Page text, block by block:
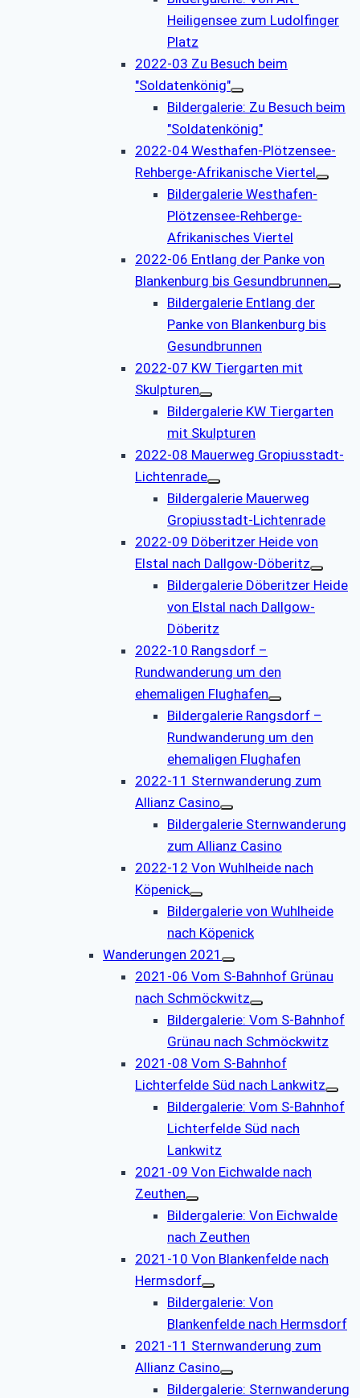
Heiligensee zum Ludolfinger
Platz
2022-03 Zu Besuch beim
"Soldatenkönig"
Bildergalerie: Zu Besuch beim
"Soldatenkönig"
2022-04 Westhafen-Plötzensee-
Rehberge-Afrikanische Viertel
Bildergalerie Westhafen-
Plötzensee-Rehberge-
Afrikanisches Viertel
2022-06 Entlang der Panke von
Blankenburg bis Gesundbrunnen
Bildergalerie Entlang der
Panke von Blankenburg bis
Gesundbrunnen
2022-07 KW Tiergarten mit
Skulpturen
Bildergalerie KW Tiergarten
mit Skulpturen
2022-08 Mauerweg Gropiusstadt-
Lichtenrade
Bildergalerie Mauerweg
Gropiusstadt-Lichtenrade
2022-09 Döberitzer Heide von
Elstal nach Dallgow-Döberitz
Bildergalerie Döberitzer Heide
von Elstal nach Dallgow-
Döberitz
2022-10 Rangsdorf –
Rundwanderung um den
ehemaligen Flughafen
Bildergalerie Rangsdorf –
Rundwanderung um den
ehemaligen Flughafen
2022-11 Sternwanderung zum
Allianz Casino
Bildergalerie Sternwanderung
zum Allianz Casino
2022-12 Von Wuhlheide nach
Köpenick
Bildergalerie von Wuhlheide
nach Köpenick
Wanderungen 2021
2021-06 Vom S-Bahnhof Grünau
nach Schmöckwitz
Bildergalerie: Vom S-Bahnhof
Grünau nach Schmöckwitz
2021-08 Vom S-Bahnhof
Lichterfelde Süd nach Lankwitz
Bildergalerie: Vom S-Bahnhof
Lichterfelde Süd nach
Lankwitz
2021-09 Von Eichwalde nach
Zeuthen
Bildergalerie: Von Eichwalde
nach Zeuthen
2021-10 Von Blankenfelde nach
Hermsdorf
Bildergalerie: Von
Blankenfelde nach Hermsdorf
2021-11 Sternwanderung zum
Allianz Casino
Bildergalerie: Sternwanderung